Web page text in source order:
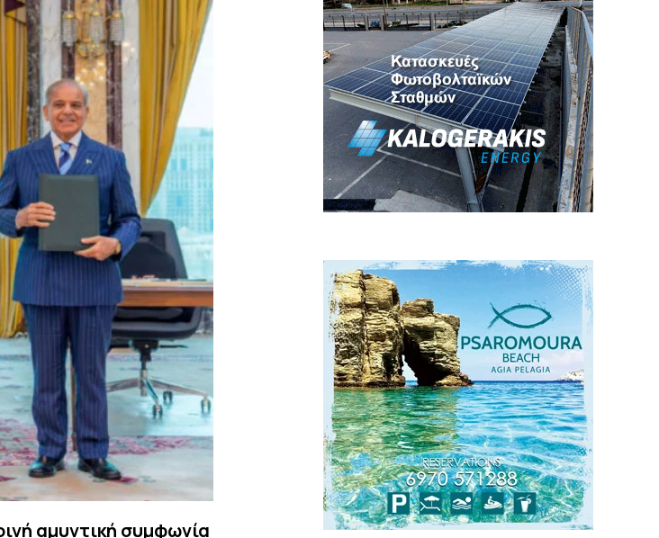
αμυντική συμφωνία